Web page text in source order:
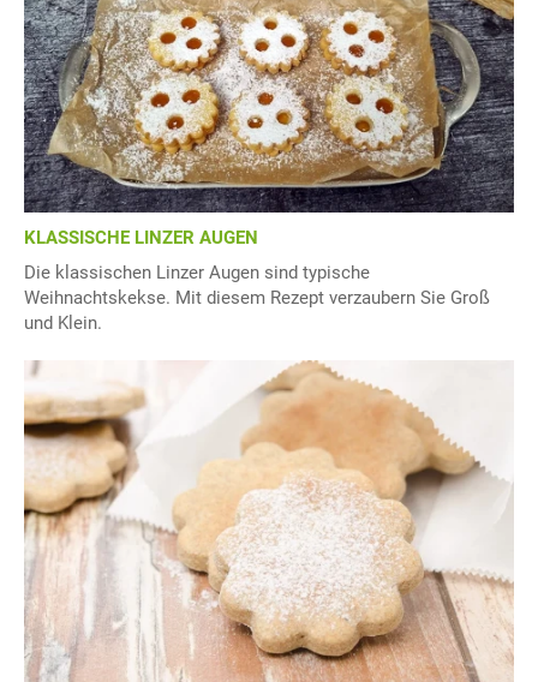
KLASSISCHE LINZER AUGEN
Die klassischen Linzer Augen sind typische
Weihnachtskekse. Mit diesem Rezept verzaubern Sie Groß
und Klein.